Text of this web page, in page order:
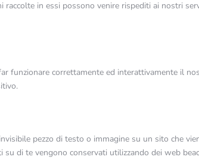
in essi possono venire rispediti ai nostri
funzionare correttamente ed interattivamente il
pezzo di testo o immagine su un sito che
di te vengono conservati utilizzando dei web